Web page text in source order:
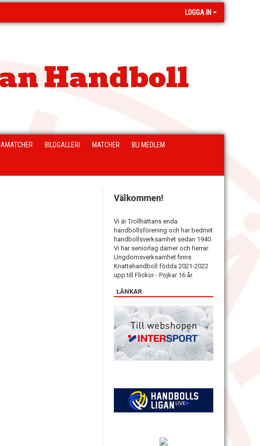
LOGGA IN
Handboll
BILDGALLERI MATCHER BLI MEDLEM
Välkommen!
Vi är Trollhättans enda
handbollsförening och har bedrivit
handbollsverksamhet sedan 1940.
Vi har seniorlag damer och herrar.
Ungdomsverksamhet finns
Knattehandboll födda 2021-2022
upp till Flickor - Pojkar 16 år.
LÄNKAR